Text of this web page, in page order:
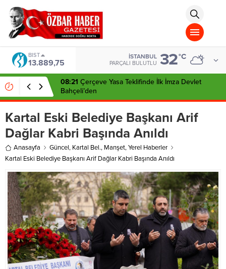
islami
chat
omegla
türk
sohbet
cinsel
sohbet
dini
chat
BIST
13.889,75
İSTANBUL
PARÇALI BULUTLU 32°C
08:21 Çerçeve Yasa Teklifinde İlk İmza Devlet
Bahçeli’den
Kartal Eski Belediye Başkanı Arif
Dağlar Kabri Başında Anıldı
Anasayfa Güncel, Kartal Bel., Manşet,Yerel Haberler
Kartal Eski Belediye Başkanı Arif Dağlar Kabri Başında Anıldı